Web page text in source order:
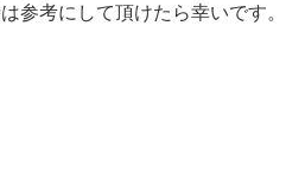
参考にして頂けたら幸いです。